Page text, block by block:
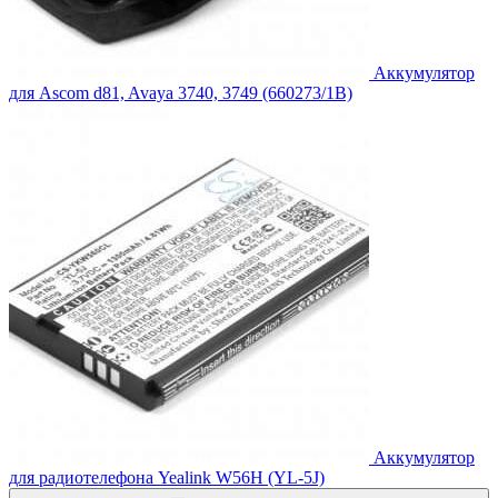
Аккумулятор
для Ascom d81, Avaya 3740, 3749 (660273/1B)
Аккумулятор
для радиотелефона Yealink W56H (YL-5J)